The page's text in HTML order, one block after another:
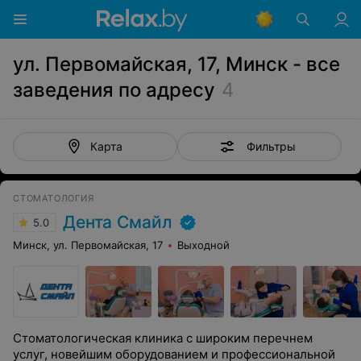
ул. Первомайская, 17, Минск - все
заведения по адресу 4
Карта Фильтры
СТОМАТОЛОГИЯ
5.0 Дента Смайл
Минск, ул. Первомайская, 17 Выходной
Стоматологическая клиника с широким перечнем
услуг, новейшим оборудованием и профессиональной